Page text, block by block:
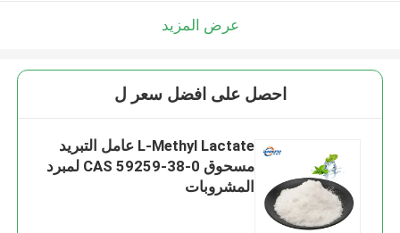
عرض المزيد
احصل على افضل سعر ل
L-Methyl Lactate عامل التبريد
مسحوق CAS 59259-38-0 لمبرد
المشروبات